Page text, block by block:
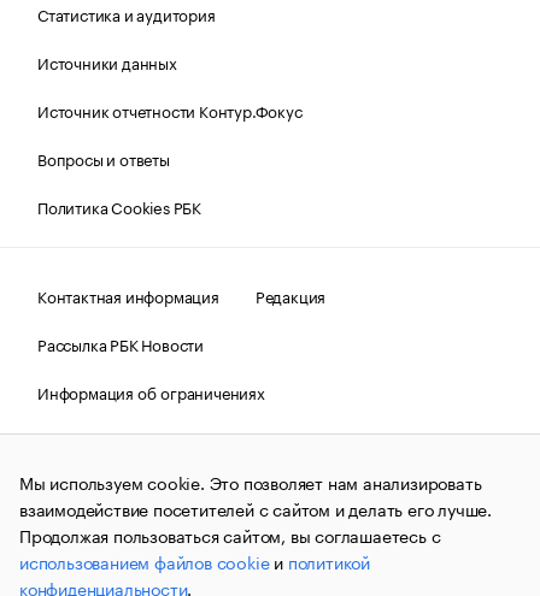
Статистика и аудитория
Источники данных
Источник отчетности Контур.Фокус
Вопросы и ответы
Политика Cookies РБК
Контактная информация
Редакция
Рассылка РБК Новости
Информация об ограничениях
Правовая информация
О соблюдении авторских прав
© АО «РОСБИЗНЕСКОНСАЛТИНГ»,1995–2026.Сообщения
и материалы информационного агентства «РБК»
(зарегистрировано Федеральной службой по надзору в сфере
связи, информационных технологий и массовых
коммуникаций (Роскомнадзор) 09.12.2015 за номером ИА
№ФС77-63848) сопровождаются пометкой «РБК». Отдельные
Мы используем cookie. Это позволяет нам анализировать
взаимодействие посетителей с сайтом и делать его лучше.
Продолжая пользоваться сайтом, вы соглашаетесь с
использованием файлов cookieи политикой
конфиденциальности.